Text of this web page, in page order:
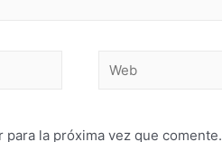
la próxima vez que comente.